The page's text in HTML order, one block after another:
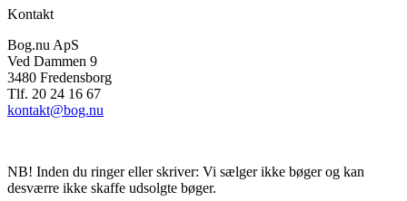
Kontakt
Bog.nu ApS
Ved Dammen 9
3480 Fredensborg
Tlf. 20 24 16 67
kontakt@bog.nu
NB! Inden du ringer eller skriver: Vi sælger ikke bøger og kan
desværre ikke skaffe udsolgte bøger.